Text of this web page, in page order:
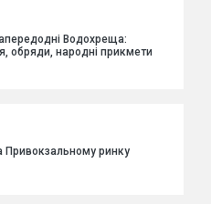
Водохреща:
обряди, народні прикмети
Привокзальному ринку